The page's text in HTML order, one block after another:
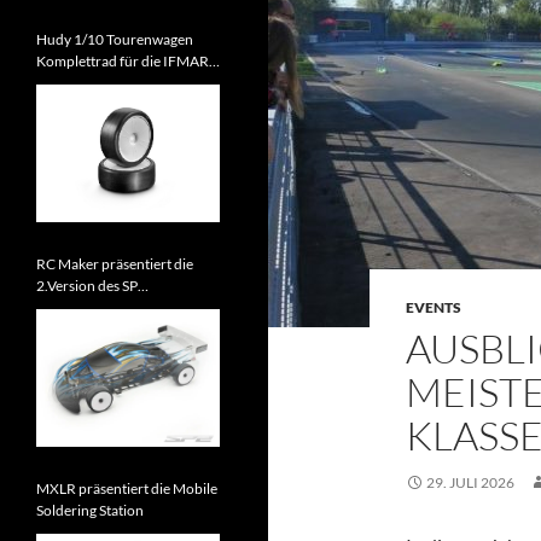
EVENTS
29. JULI 2026
Hudy 1/10 Tourenwagen
Komplettrad für die IFMAR
WM 2026 zugelassen
RC Maker präsentiert die
2.Version des SP
Tourenwagens
MXLR präsentiert die Mobile
Soldering Station